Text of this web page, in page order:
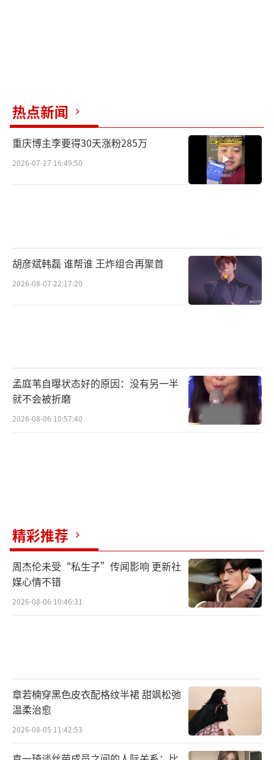
热点新闻
重庆博主李要得30天涨粉285万
2026-07-27 16:49:50
胡彦斌韩磊 谁帮谁 王炸组合再聚首
2026-08-07 22:17:20
孟庭苇自曝状态好的原因：没有另一半
就不会被折磨
2026-08-06 10:57:40
精彩推荐
周杰伦未受“私生子”传闻影响 更新社
媒心情不错
2026-08-06 10:46:31
章若楠穿黑色皮衣配格纹半裙 甜飒松弛
温柔治愈
2026-08-05 11:42:53